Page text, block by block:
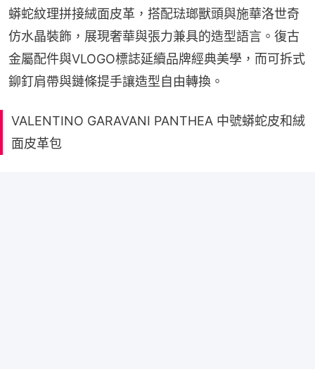
蟒蛇紋理拼接絨面皮革，搭配琺瑯獸頭與施華洛世奇
仿水晶裝飾，展現奢華與張力兼具的造型語言。復古
金屬配件與VLOGO標誌延續品牌經典美學，而可拆式
鉚釘肩帶與鏈條提手讓造型自由轉換。
VALENTINO GARAVANI PANTHEA 中號蟒蛇皮和絨
面皮革包